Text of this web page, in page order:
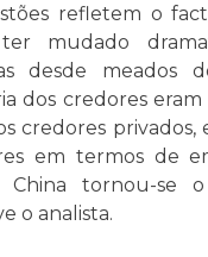
refletem o
mudado
desde meados
dos credores eram
credores
em termos de
China tornou-se
o analista.